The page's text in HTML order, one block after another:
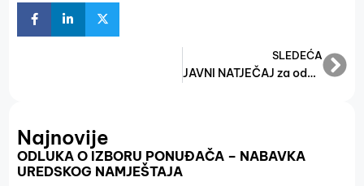
SLEDEĆA
JAVNI NATJEČAJ za odabir korisnika Grant sheme
Najnovije
ODLUKA O IZBORU PONUĐAČA – NABAVKA
UREDSKOG NAMJEŠTAJA